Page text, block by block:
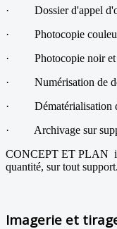
· Dossier d'appel
· Photocopie
· Photocopie noir
· Numérisation de
· Dématérialisation
· Archivage sur
CONCEPT ET PLAN
quantité, sur tout support.
Imagerie et